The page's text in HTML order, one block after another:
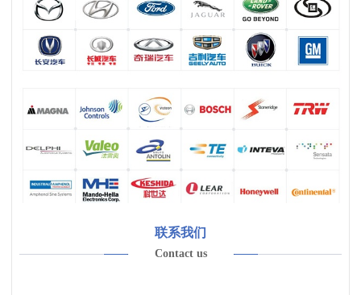
联系我们
Contact us